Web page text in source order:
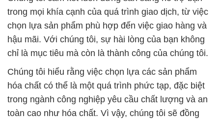
trong mọi khía cạnh của quá trình giao dịch, từ việc
chọn lựa sản phẩm phù hợp đến việc giao hàng và
hậu mãi. Với chúng tôi, sự hài lòng của bạn không
chỉ là mục tiêu mà còn là thành công của chúng tôi.
Chúng tôi hiểu rằng việc chọn lựa các sản phẩm
hóa chất có thể là một quá trình phức tạp, đặc biệt
trong ngành công nghiệp yêu cầu chất lượng và an
toàn cao như hóa chất. Vì vậy, chúng tôi sẽ đồng